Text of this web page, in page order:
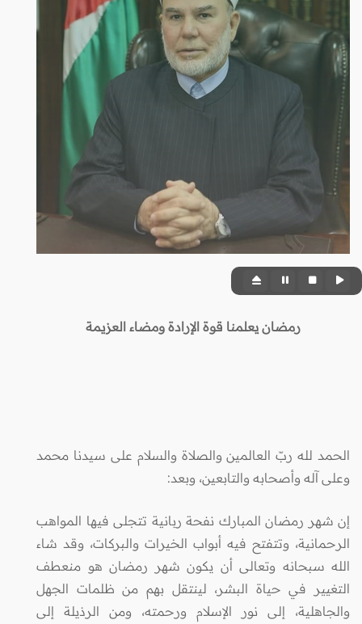
رمضان يعلمنا قوة الإرادة ومضاء العزيمة
الحمد لله ربّ العالمين والصلاة والسلام على سيدنا محمد
وعلى آله وأصحابه والتابعين، وبعد:
إن شهر رمضان المبارك نفحة ربانية تتجلى فيها المواهب
الرحمانية، وتتفتح فيه أبواب الخيرات والبركات، وقد شاء
الله سبحانه وتعالى أن يكون شهر رمضان هو منعطف
التغيير في حياة البشر، لينتقل بهم من ظلمات الجهل
والجاهلية، إلى نور الإسلام ورحمته، ومن الرذيلة إلى